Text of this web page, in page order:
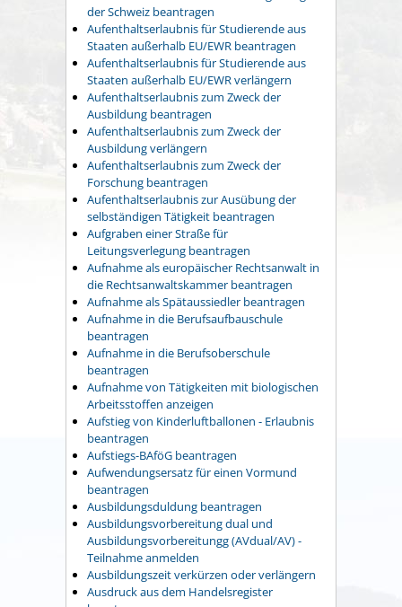
der Schweiz beantragen
Aufenthaltserlaubnis für Studierende aus
Staaten außerhalb EU/EWR beantragen
Aufenthaltserlaubnis für Studierende aus
Staaten außerhalb EU/EWR verlängern
Aufenthaltserlaubnis zum Zweck der
Ausbildung beantragen
Aufenthaltserlaubnis zum Zweck der
Ausbildung verlängern
Aufenthaltserlaubnis zum Zweck der
Forschung beantragen
Aufenthaltserlaubnis zur Ausübung der
selbständigen Tätigkeit beantragen
Aufgraben einer Straße für
Leitungsverlegung beantragen
Aufnahme als europäischer Rechtsanwalt in
die Rechtsanwaltskammer beantragen
Aufnahme als Spätaussiedler beantragen
Aufnahme in die Berufsaufbauschule
beantragen
Aufnahme in die Berufsoberschule
beantragen
Aufnahme von Tätigkeiten mit biologischen
Arbeitsstoffen anzeigen
Aufstieg von Kinderluftballonen - Erlaubnis
beantragen
Aufstiegs-BAföG beantragen
Aufwendungsersatz für einen Vormund
beantragen
Ausbildungsduldung beantragen
Ausbildungsvorbereitung dual und
Ausbildungsvorbereitungg (AVdual/AV) -
Teilnahme anmelden
Ausbildungszeit verkürzen oder verlängern
Ausdruck aus dem Handelsregister